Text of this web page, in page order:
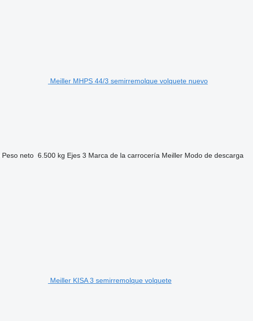
Meiller MHPS 44/3 semirremolque volquete nuevo
Peso neto 6.500 kg Ejes 3 Marca de la carrocería Meiller Modo de descarga
Meiller KISA 3 semirremolque volquete